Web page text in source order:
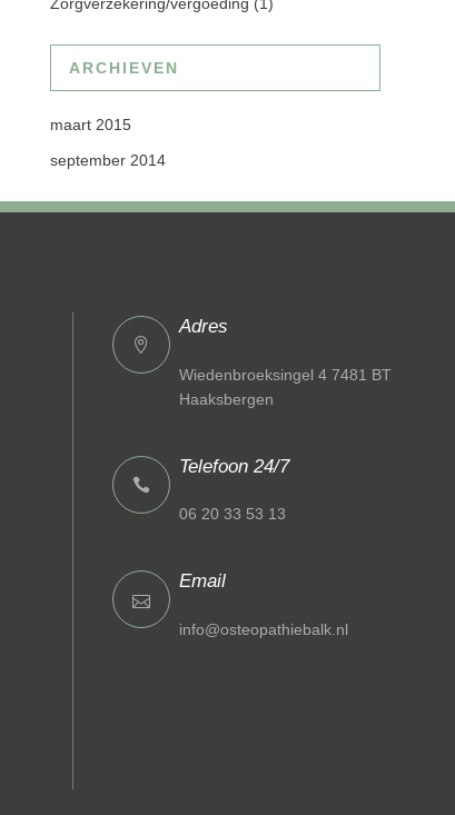
ARCHIEVEN
maart 2015
september 2014
Adres
Wiedenbroeksingel 4 7481 BT
Haaksbergen
Telefoon 24/7
06 20 33 53 13
Email
info@osteopathiebalk.nl